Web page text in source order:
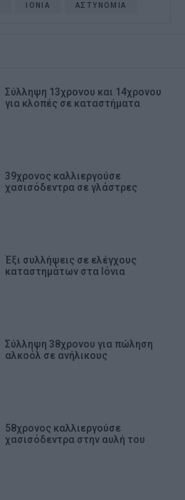
ΙΟΝΙΑ ΑΣΤΥΝΟΜΙΑ
Σύλληψη 13χρονου και 14χρονου
για κλοπές σε καταστήματα
39χρονος καλλιεργούσε
χασισόδεντρα σε γλάστρες
Έξι συλλήψεις σε ελέγχους
καταστημάτων στα Ιόνια
Σύλληψη 38χρονου για πώληση
αλκοόλ σε ανήλικους
58χρονος καλλιεργούσε
χασισόδεντρα στην αυλή του